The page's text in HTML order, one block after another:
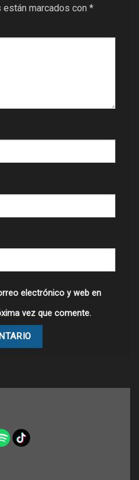
marcados con *
electrónico y web en
vez que comente.